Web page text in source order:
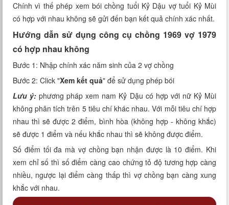
Xem bói
Tướng số
Cung hoàng đạo
Chính vì thế phép xem bói chồng tuổi Kỷ Dậu vợ tuổi Kỷ Mùi
có hợp với nhau không sẽ gửi đến bạn kết quả chính xác nhất.
Hướng dẫn sử dụng công cụ chồng 1969 vợ 1979
có hợp nhau không
Bước 1: Nhập chính xác năm sinh của 2 vợ chồng
Bước 2: Click "Xem kết quả" để sử dụng phép bói
Lưu ý: phương pháp xem nam Kỷ Dậu có hợp với nữ Kỷ Mùi
không phân tích trên 5 tiêu chí khác nhau. Với mỗi tiêu chí hợp
nhau thì sẽ được 2 điểm, bình hòa (không hợp - không khắc)
sẽ được 1 điểm và nếu khắc nhau thì sẽ không được điểm.
Số điểm tối đa mà vợ chồng bạn nhận được là 10 điểm. Khi
xem chỉ số thì số điểm càng cao chứng tỏ độ tương hợp càng
nhiều, ngược lại điểm càng thấp thì vợ chồng bạn càng xung
khắc với nhau.